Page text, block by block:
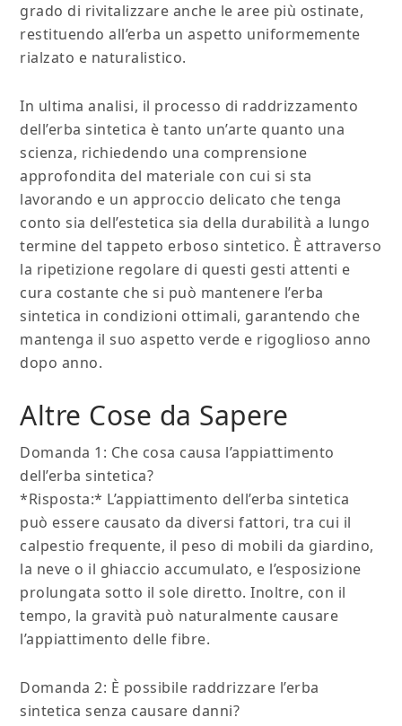
grado di rivitalizzare anche le aree più ostinate,
restituendo all’erba un aspetto uniformemente
rialzato e naturalistico.
In ultima analisi, il processo di raddrizzamento
dell’erba sintetica è tanto un’arte quanto una
scienza, richiedendo una comprensione
approfondita del materiale con cui si sta
lavorando e un approccio delicato che tenga
conto sia dell’estetica sia della durabilità a lungo
termine del tappeto erboso sintetico. È attraverso
la ripetizione regolare di questi gesti attenti e
cura costante che si può mantenere l’erba
sintetica in condizioni ottimali, garantendo che
mantenga il suo aspetto verde e rigoglioso anno
dopo anno.
Altre Cose da Sapere
Domanda 1: Che cosa causa l’appiattimento
dell’erba sintetica?
*Risposta:* L’appiattimento dell’erba sintetica
può essere causato da diversi fattori, tra cui il
calpestio frequente, il peso di mobili da giardino,
la neve o il ghiaccio accumulato, e l’esposizione
prolungata sotto il sole diretto. Inoltre, con il
tempo, la gravità può naturalmente causare
l’appiattimento delle fibre.
Domanda 2: È possibile raddrizzare l’erba
sintetica senza causare danni?